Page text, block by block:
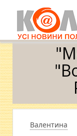
Головна »
"Ворскла" - 0:0.
Валентина